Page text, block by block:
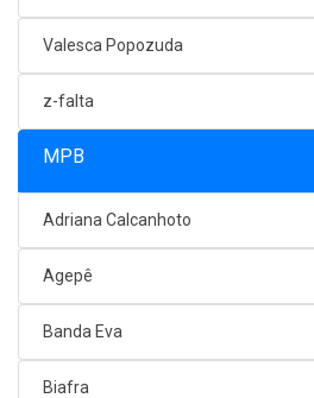
Valesca Popozuda
z-falta
MPB
Adriana Calcanhoto
Agepê
Banda Eva
Biafra